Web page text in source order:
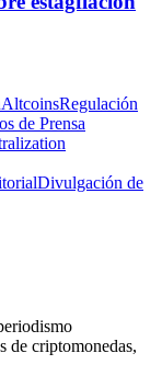
AltcoinsRegulación
de Prensa
Divulgación de
de criptomonedas,